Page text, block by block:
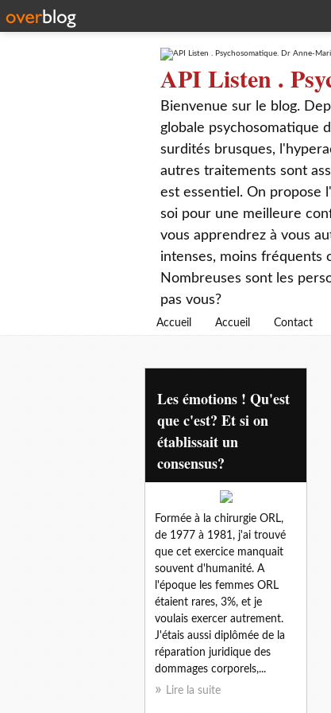
API Listen .
Bienvenue sur le blog.
globale psychosomatique
surdités brusques,
autres traitements sont
est essentiel. On propose
soi pour une meilleure
vous apprendrez à vous
intenses, moins fréquents
Nombreuses sont les
pas vous?
Accueil Accueil Contact
enquete emotion
Les émotions ! Qu'est
que c'est? Et si on
établissait un
consensus?
Formée à la chirurgie ORL,
de 1977 à 1981, j'ai trouvé
que cet exercice manquait
souvent d'humanité. A
l'époque les femmes ORL
étaient rares, 3%, et je
voulais exercer autrement.
J'étais aussi diplômée de la
réparation juridique des
dommages corporels,...
Lire la suite